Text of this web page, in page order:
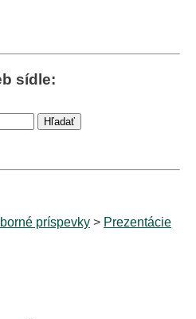
sídle:
príspevky > Prezentácie